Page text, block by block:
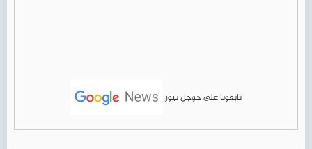
تابعونا على جوجل نيوز